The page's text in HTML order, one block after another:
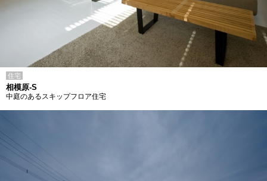
住宅
相模原-S
中庭のあるスキップフロア住宅